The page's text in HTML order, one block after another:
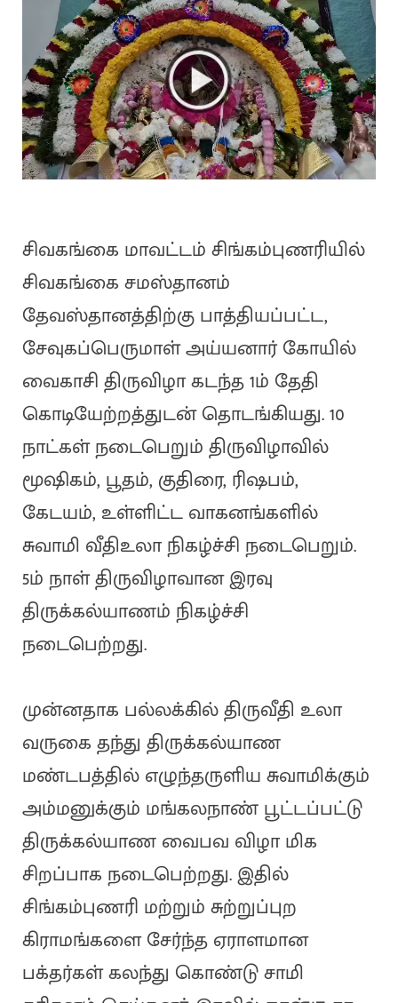
சிவகங்கை மாவட்டம் சிங்கம்புணரியில்
சிவகங்கை சமஸ்தானம்
தேவஸ்தானத்திற்கு பாத்தியப்பட்ட,
சேவுகப்பெருமாள் அய்யனார் கோயில்
வைகாசி திருவிழா கடந்த 1ம் தேதி
கொடியேற்றத்துடன் தொடங்கியது. 10
நாட்கள் நடைபெறும் திருவிழாவில்
மூஷிகம், பூதம், குதிரை, ரிஷபம்,
கேடயம், உள்ளிட்ட வாகனங்களில்
சுவாமி வீதிஉலா நிகழ்ச்சி நடைபெறும்.
5ம் நாள் திருவிழாவான இரவு
திருக்கல்யாணம் நிகழ்ச்சி
நடைபெற்றது.
முன்னதாக பல்லக்கில் திருவீதி உலா
வருகை தந்து திருக்கல்யாண
மண்டபத்தில் எழுந்தருளிய சுவாமிக்கும்
அம்மனுக்கும் மங்கலநாண் பூட்டப்பட்டு
திருக்கல்யாண வைபவ விழா மிக
சிறப்பாக நடைபெற்றது. இதில்
சிங்கம்புணரி மற்றும் சுற்றுப்புற
கிராமங்களை சேர்ந்த ஏராளமான
பக்தர்கள் கலந்து கொண்டு சாமி